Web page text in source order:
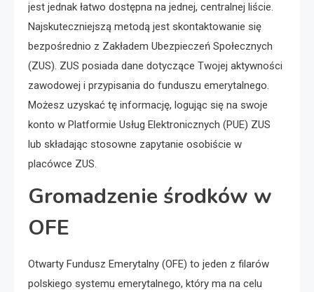
jest jednak łatwo dostępna na jednej, centralnej liście.
Najskuteczniejszą metodą jest skontaktowanie się
bezpośrednio z Zakładem Ubezpieczeń Społecznych
(ZUS). ZUS posiada dane dotyczące Twojej aktywności
zawodowej i przypisania do funduszu emerytalnego.
Możesz uzyskać tę informację, logując się na swoje
konto w Platformie Usług Elektronicznych (PUE) ZUS
lub składając stosowne zapytanie osobiście w
placówce ZUS.
Gromadzenie środków w
OFE
Otwarty Fundusz Emerytalny (OFE) to jeden z filarów
polskiego systemu emerytalnego, który ma na celu